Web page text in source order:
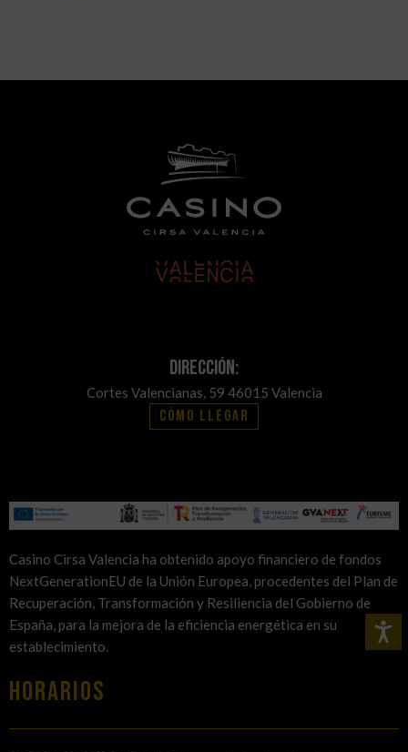
Dirección:
Cortes Valencianas, 59 46015 Valencia
Cómo llegar
Casino Cirsa Valencia ha obtenido apoyo financiero de fondos
NextGenerationEU de la Unión Europea, procedentes del Plan de
Recuperación, Transformación y Resiliencia del Gobierno de
España, para la mejora de la eficiencia energética en su
establecimiento.
HORARIOS